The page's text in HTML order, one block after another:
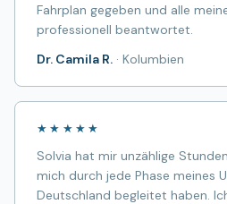
Fahrplan gegeben und alle
professionell beantwortet.
Dr. Camila R. · Kolumbien
★★★★★
Solvia hat mir unzählige
mich durch jede Phase meines
Deutschland begleitet haben.